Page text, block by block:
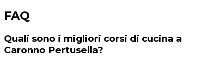
FAQ
Quali sono i migliori corsi di cucina a
Caronno Pertusella?